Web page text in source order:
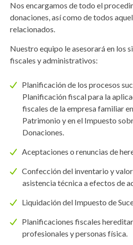
Nos encargamos de todo el
donaciones, así como de todos
relacionados.
Nuestro equipo le asesorará en los
fiscales y administrativos:
Planificación de los procesos
Planificación fiscal para la
fiscales de la empresa familiar
Patrimonio y en el Impuesto
Donaciones.
Aceptaciones o renuncias de
Confección del inventario y
asistencia técnica a efectos de
Liquidación del Impuesto de
Planificaciones fiscales
profesionales y personas física.